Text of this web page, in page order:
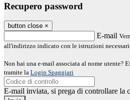
Recupero password
button close ×
E-mail
all'indirizzo indicato con le istruzioni
Non hai una e-mail associata al nome utente?
tramite la Login Spaggiari
E-mail inviata, si prega di controllare la